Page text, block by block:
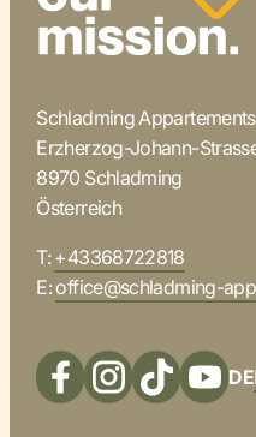
Schladming
Erzherzog-Johann-
8970 Schladming
Österreich
T: +43368722818
E:office@schladming-
DE